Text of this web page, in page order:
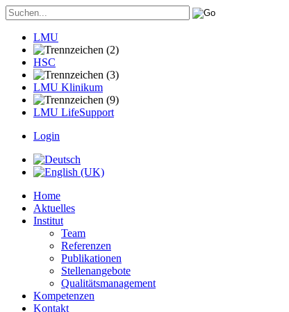
LMU
HSC
LMU Klinikum
LMU LifeSupport
Login
Home
Aktuelles
Institut
Team
Referenzen
Publikationen
Stellenangebote
Qualitätsmanagement
Kompetenzen
Kontakt